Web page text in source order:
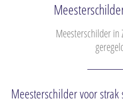
Meesterschilder in
Meesterschilder voor